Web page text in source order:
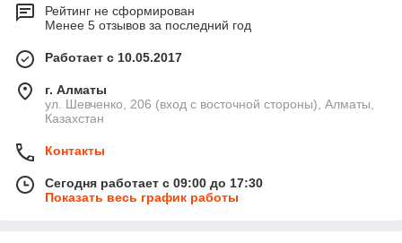
Рейтинг не сформирован
Менее 5 отзывов за последний год
Работает с 10.05.2017
г. Алматы
ул. Шевченко, 206 (вход с восточной стороны), Алматы,
Казахстан
Контакты
Сегодня работает с 09:00 до 17:30
Показать весь график работы